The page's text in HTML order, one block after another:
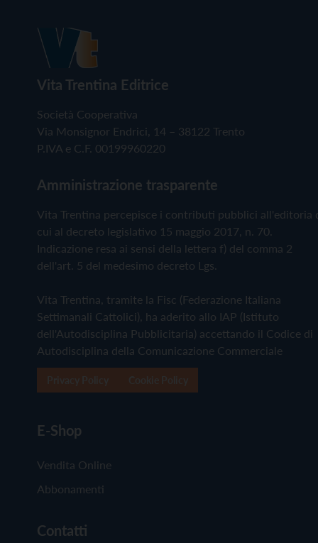
Vita Trentina Editrice
Società Cooperativa
Via Monsignor Endrici, 14 – 38122 Trento
P.IVA e C.F. 00199960220
Amministrazione trasparente
Vita Trentina percepisce i contributi pubblici all'editoria
cui al decreto legislativo 15 maggio 2017, n. 70.
Indicazione resa ai sensi della lettera f) del comma 2
dell'art. 5 del medesimo decreto Lgs.
Vita Trentina, tramite la Fisc (Federazione Italiana
Settimanali Cattolici), ha aderito allo IAP (Istituto
dell'Autodisciplina Pubblicitaria) accettando il Codice di
Autodisciplina della Comunicazione Commerciale
E-Shop
Vendita Online
Abbonamenti
Contatti